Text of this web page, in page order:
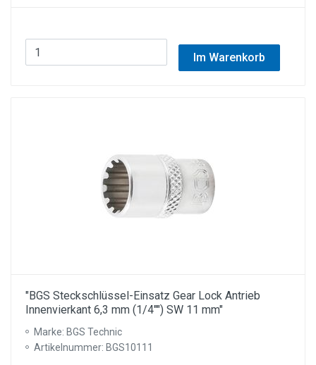
Im Warenkorb
"BGS Steckschlüssel-Einsatz Gear Lock Antrieb
Innenvierkant 6,3 mm (1/4"") SW 11 mm"
Marke: BGS Technic
Artikelnummer: BGS10111